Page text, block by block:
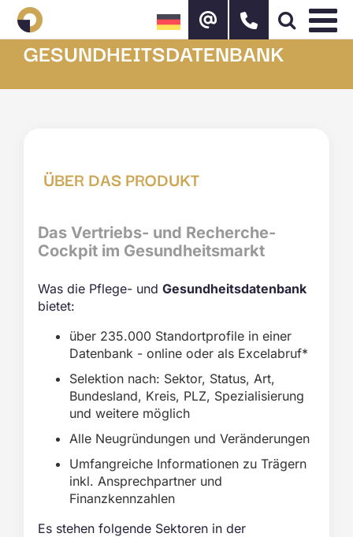
Zum
Inhalt
springenGESUNDHEITSDATENBANK
ÜBER DAS PRODUKT
Das Vertriebs- und Recherche-
Cockpit im Gesundheitsmarkt
Was die Pflege- undGesundheitsdatenbank
bietet:
über 235.000 Standortprofile in einer
Datenbank - online oder als Excelabruf*
Selektion nach: Sektor, Status, Art,
Bundesland, Kreis, PLZ, Spezialisierung
und weitere möglich
Alle Neugründungen und Veränderungen
Umfangreiche Informationen zu Trägern
inkl. Ansprechpartner und
Finanzkennzahlen
Es stehen folgende Sektoren in der